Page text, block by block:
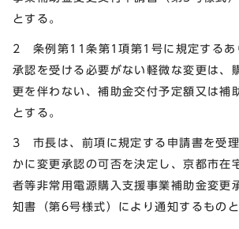
とする。
2 条例第11条第1項第1号に規定するあ
承認を受ける必要がない軽微な変更は、
更を伴わない、補助金交付予定額又は補
とする。
3 市長は、前項に規定する申請書を受
かに変更承認の可否を決定し、京都市在
者等非常用電源購入支援事業補助金変更
知書（第6号様式）により通知するものと